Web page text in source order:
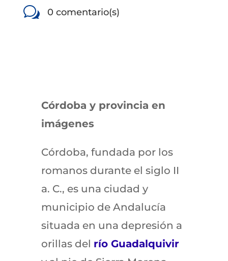
w 0 comentario(s)
Córdoba y provincia en
imágenes
Córdoba, fundada por los
romanos durante el siglo II
a. C., es una ciudad y
municipio de Andalucía
situada en una depresión a
orillas del río Guadalquivir